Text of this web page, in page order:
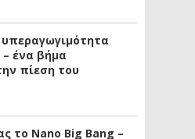
ένα βήμα
πίεση του
το Nano Big Bang –